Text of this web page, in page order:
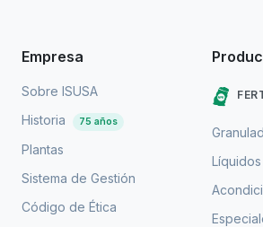
Empresa
Sobre ISUSA
Historia
75 años
Plantas
Sistema de Gestión
Código de Ética
Líquidos